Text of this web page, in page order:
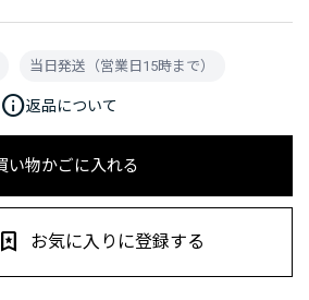
い物かごに入れる
お気に入りに登録する
当日発送（営業日15時まで）
info返品について